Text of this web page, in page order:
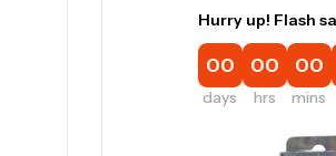
Hurry up! Flash
00
days
00
hrs
00
mins